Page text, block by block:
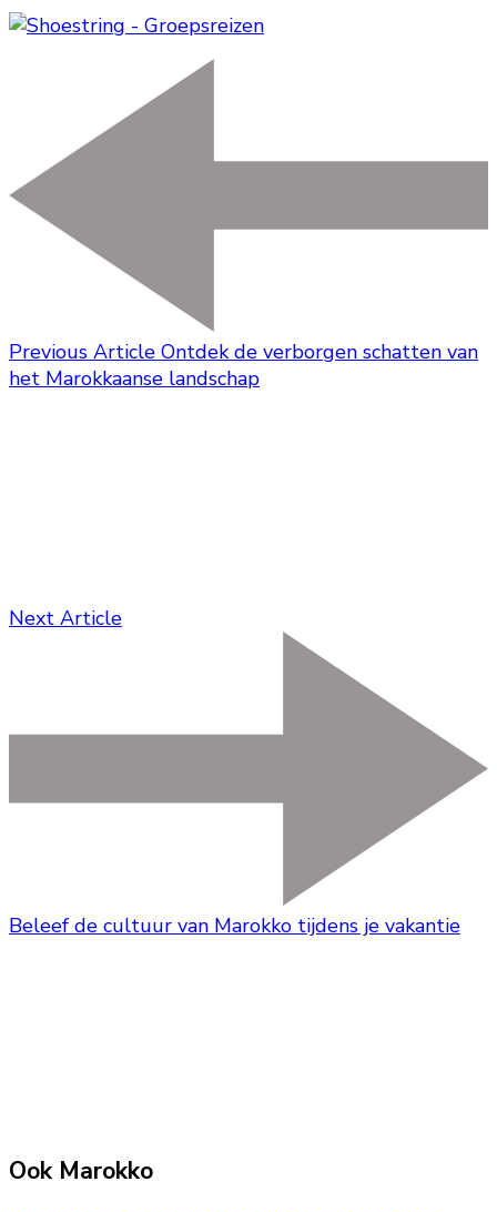
Previous Article Ontdek de verborgen schatten van
het Marokkaanse landschap
Next Article
Beleef de cultuur van Marokko tijdens je vakantie
Ook Marokko